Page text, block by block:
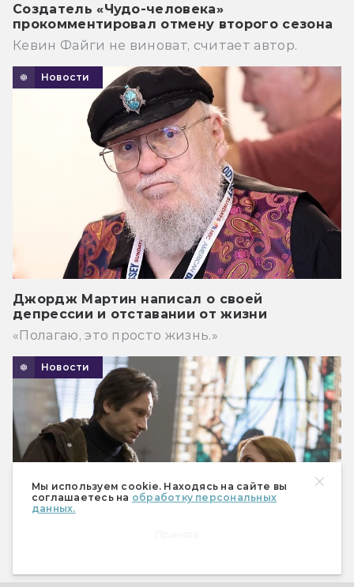
Мы используем cookie. Находясь на сайте вы
соглашаетесь на обработку персональных
данных.
Создатель «Чудо-человека»
прокомментировал отмену второго сезона
Кевин Файги не виноват, считает автор.
Новости
Джордж Мартин написал о своей
депрессии и отставании от жизни
«Полагаю, это просто жизнь.»
Новости